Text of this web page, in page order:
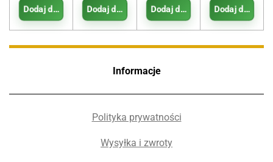
Dodaj do koszykaDodaj do koszykaDodaj do koszykaDodaj do
Informacje
Polityka prywatności
Wysyłka i zwroty